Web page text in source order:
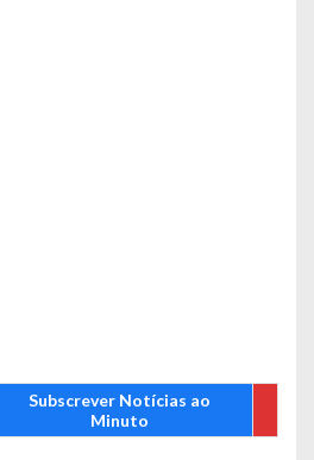
Subscrever Notícias ao
Minuto